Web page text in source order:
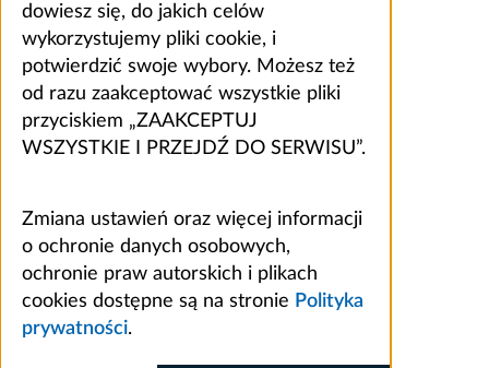
dowiesz się, do jakich celów
wykorzystujemy pliki cookie, i
potwierdzić swoje wybory. Możesz też
od razu zaakceptować wszystkie pliki
przyciskiem „ZAAKCEPTUJ
WSZYSTKIE I PRZEJDŹ DO SERWISU”.
Zmiana ustawień oraz więcej informacji
o ochronie danych osobowych,
ochronie praw autorskich i plikach
cookies dostępne są na stronie Polityka
prywatności.